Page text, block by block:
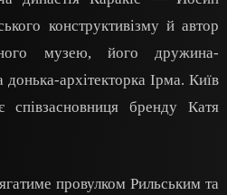
конструктивізму й автор
музею, його дружина-
архітекторка Ірма. Київ
співзасновниця бренду Катя
провулком Рильським та